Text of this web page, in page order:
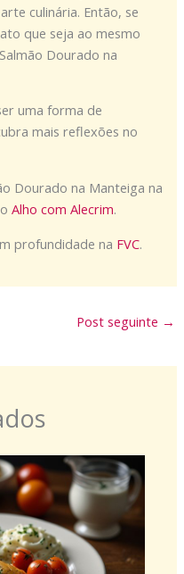
culinária. Então, se
que seja ao mesmo
Dourado na
uma forma de
mais reflexões no
Dourado na Manteiga na
Alho com Alecrim.
profundidade na FVC.
Post seguinte →